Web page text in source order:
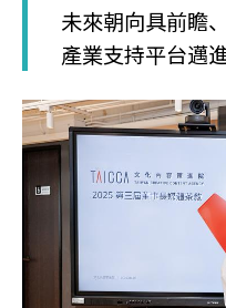
未來朝向具前瞻
產業支持平台邁進